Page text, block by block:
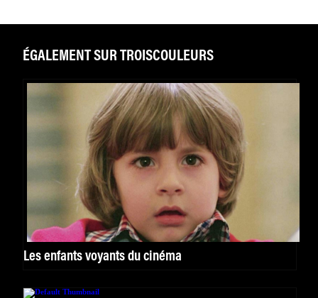
ÉGALEMENT SUR TROISCOULEURS
Les enfants voyants du cinéma